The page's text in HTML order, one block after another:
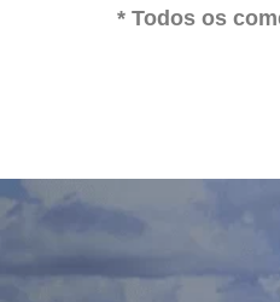
* Todos os